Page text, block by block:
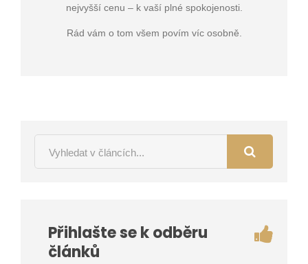
nejvyšší cenu – k vaší plné spokojenosti.
Rád vám o tom všem povím víc osobně.
Přihlašte se k odběru
článků